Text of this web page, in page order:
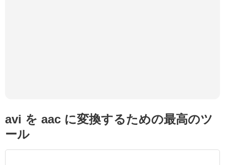
avi を aac に変換するための最高のツ
ール